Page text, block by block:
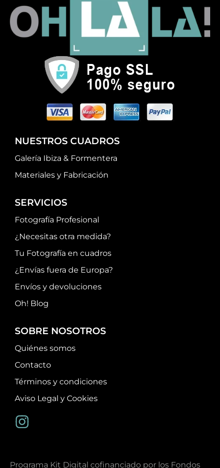
NUESTROS CUADROS
Galería Ibiza & Formentera
Materiales y Fabricación
SERVICIOS
Fotografía Profesional
¿Necesitas otra medida?
Tu Fotografía en cuadros
¿Envías fuera de Europa?
Envíos y devoluciones
Oh! Blog
SOBRE NOSOTROS
Quiénes somos
Contacto
Términos y condiciones
Aviso Legal y Cookies
Programa Kit Digital cofinanciado por los Fondos